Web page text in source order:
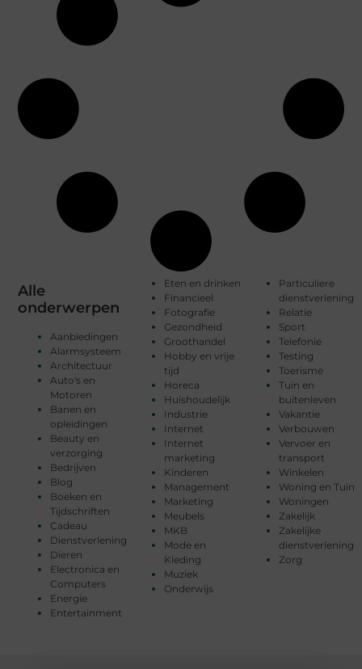
Alle
onderwerpen
Aanbiedingen
Alarmsysteem
Architectuur
Auto's en
Motoren
Banen en
opleidingen
Beauty en
verzorging
Bedrijven
Blog
Boeken en
Tijdschriften
Cadeau
Dienstverlening
Dieren
Electronica en
Computers
Energie
Entertainment
Eten en drinken
Financieel
Fotografie
Gezondheid
Groothandel
Hobby en vrije
tijd
Horeca
Huishoudelijk
Industrie
Internet
Internet
marketing
Kinderen
Management
Marketing
Meubels
MKB
Mode en
Kleding
Muziek
Onderwijs
Particuliere
dienstverlening
Relatie
Sport
Telefonie
Testing
Toerisme
Tuin en
buitenleven
Vakantie
Verbouwen
Vervoer en
transport
Winkelen
Woning en Tuin
Woningen
Zakelijk
Zakelijke
dienstverlening
Zorg